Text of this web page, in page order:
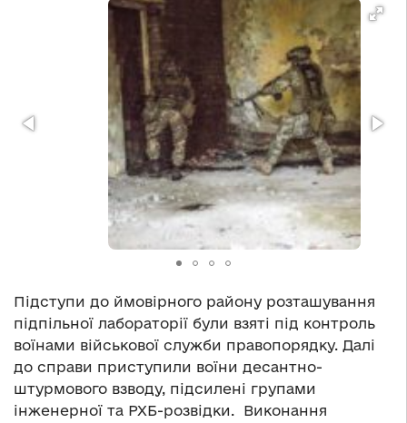
Підступи до ймовірного району розташування
підпільної лабораторії були взяті під контроль
воїнами військової служби правопорядку. Далі
до справи приступили воїни десантно-
штурмового взводу, підсилені групами
інженерної та РХБ-розвідки. Виконання